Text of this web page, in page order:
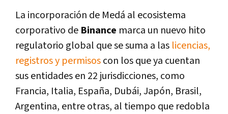
La incorporación de Medá al ecosistema
corporativo de Binance marca un nuevo hito
regulatorio global que se suma a las licencias,
registros y permisoscon los que ya cuentan
sus entidades en 22 jurisdicciones, como
Francia, Italia, España, Dubái, Japón, Brasil,
Argentina, entre otras, al tiempo que redobla